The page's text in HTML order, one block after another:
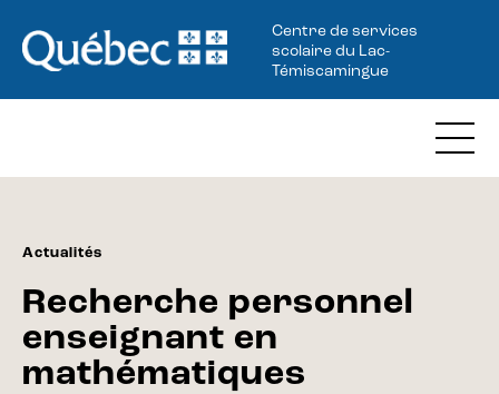
Centre de services
scolaire du Lac-
Témiscamingue
Actualités
Recherche personnel
enseignant en
mathématiques